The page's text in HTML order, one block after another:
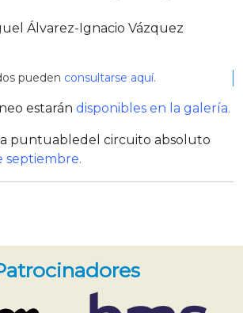
Álvarez-Ignacio Vázquez
pueden consultarse aquí.
estarán disponibles en la galería.
puntuabledel circuito absoluto
septiembre.